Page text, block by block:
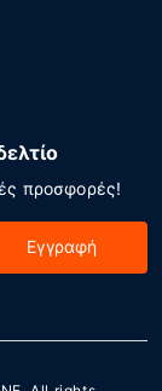
προσφορές!
Εγγραφή